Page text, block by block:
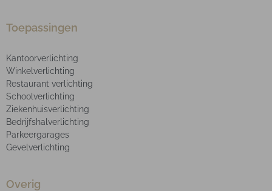
Toepassingen
Kantoorverlichting
Winkelverlichting
Restaurant verlichting
Schoolverlichting
Ziekenhuisverlichting
Bedrijfshalverlichting
Parkeergarages
Gevelverlichting
Overig